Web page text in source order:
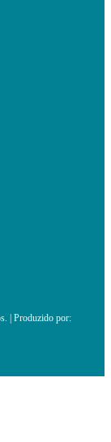
| Produzido por: